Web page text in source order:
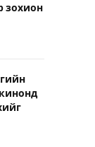
зохион